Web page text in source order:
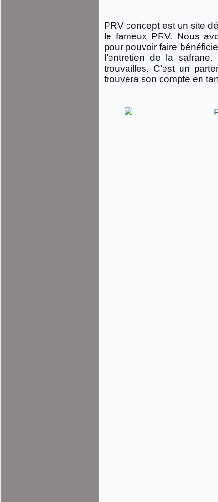
PRV concept est un site
le fameux PRV. Nous
pour pouvoir faire
l’entretien de la
trouvailles. C’est un
trouvera son compte en